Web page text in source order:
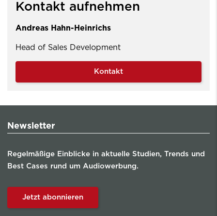
Kontakt aufnehmen
Andreas Hahn-Heinrichs
Head of Sales Development
Kontakt
Newsletter
Regelmäßige Einblicke in aktuelle Studien, Trends und
Best Cases rund um Audiowerbung.
Jetzt abonnieren